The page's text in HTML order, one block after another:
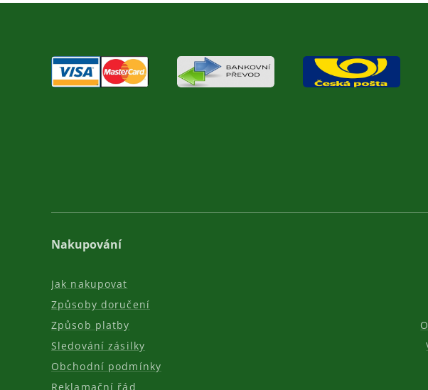
Nakupování
Jak nakupovat
Způsoby doručení
Způsob platby
Sledování zásilky
Obchodní podmínky
Reklamační řád